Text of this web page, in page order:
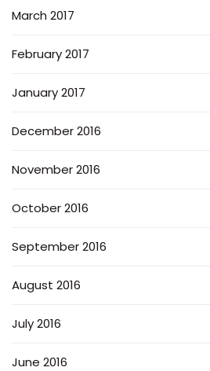
March 2017
February 2017
January 2017
December 2016
November 2016
October 2016
September 2016
August 2016
July 2016
June 2016